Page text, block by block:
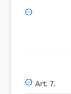
Art. 7.